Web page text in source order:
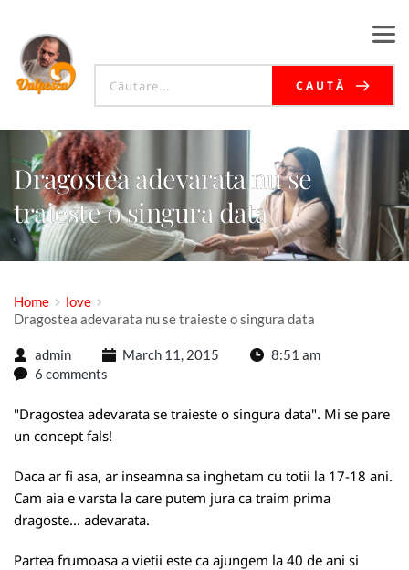
CAUTĂ
Dragostea adevarata nu se
traieste o singura data
Home
love
Dragostea adevarata nu se traieste o singura data
admin March 11, 2015
8:51 am
6 comments
"Dragostea adevarata se traieste o singura data". Mi se pare
un concept fals!
Daca ar fi asa, ar inseamna sa inghetam cu totii la 17-18 ani.
Cam aia e varsta la care putem jura ca traim prima
dragoste... adevarata.
Partea frumoasa a vietii este ca ajungem la 40 de ani si